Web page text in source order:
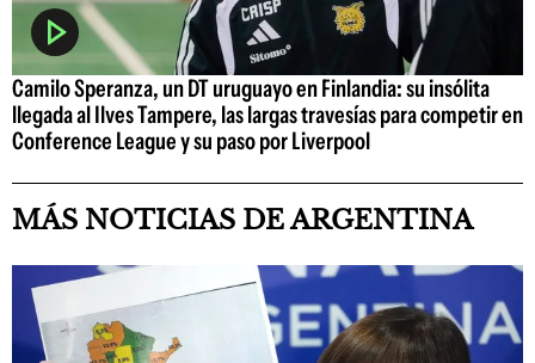
Camilo Speranza, un DT uruguayo en Finlandia: su insólita
llegada al Ilves Tampere, las largas travesías para competir en
Conference League y su paso por Liverpool
MÁS NOTICIAS DE ARGENTINA